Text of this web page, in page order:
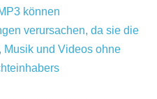
können
verursachen, da sie die
Musik und Videos ohne